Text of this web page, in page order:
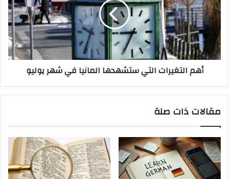
ستشهدها
المانيا
في
شهر
يوليو
أهم التغيرات التي ستشهدها المانيا في شهر يوليو
مقالات ذات صلة